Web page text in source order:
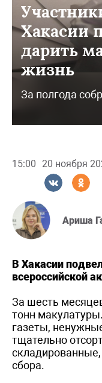
Хакасии
дарить
жизнь
За полгода
15:00 20 ноября
Ариша
В Хакасии
всероссийской
За шесть
тонн
газеты,
тщательно
сбора.